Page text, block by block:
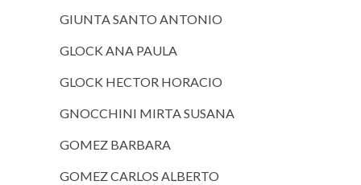
GIUNTA SANTO ANTONIO
GLOCK ANA PAULA
GLOCK HECTOR HORACIO
GNOCCHINI MIRTA SUSANA
GOMEZ BARBARA
GOMEZ CARLOS ALBERTO